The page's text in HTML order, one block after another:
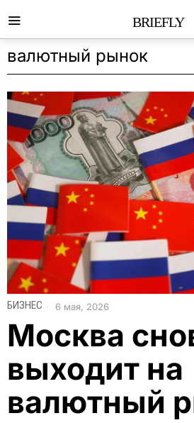
BRIEFLY
валютный рынок
БИЗНЕС 6 мая, 2026
Москва
выходит на
валютный